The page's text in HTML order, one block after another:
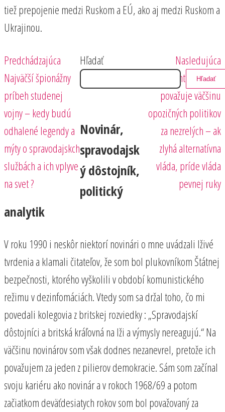
tiež prepojenie medzi Ruskom a EÚ, ako aj medzi Ruskom a
Ukrajinou.
Navigácia
v
článku
Predchádzajúci
príspevok
Predchádzajúca
Najväčší špionážny
príbeh studenej
vojny – kedy budú
odhalené legendy a
mýty o spravodajskch
službách a ich vplyve
na svet ?
Nasledujúci
príspevok
Nasledujúca
Disident Mikloško
považuje väčšinu
opozičných politikov
za nezrelých – ak
zlyhá alternatívna
vláda, príde vláda
pevnej ruky
Hľadať
Hľadať
Novinár,
spravodajsk
ý dôstojník,
politický
analytik
V roku 1990 i neskôr niektorí novinári o mne uvádzali lživé
tvrdenia a klamali čitateľov, že som bol plukovníkom Štátnej
bezpečnosti, ktorého vyškolili v období komunistického
režimu v dezinfomáciách. Vtedy som sa držal toho, čo mi
povedali kolegovia z britskej rozviedky : „Spravodajskí
dôstojníci a britská kráľovná na lži a výmysly nereagujú.“ Na
väčšinu novinárov som však dodnes nezanevrel, pretože ich
považujem za jeden z pilierov demokracie. Sám som začínal
svoju kariéru ako novinár a v rokoch 1968/69 a potom
začiatkom deväťdesiatych rokov som bol považovaný za